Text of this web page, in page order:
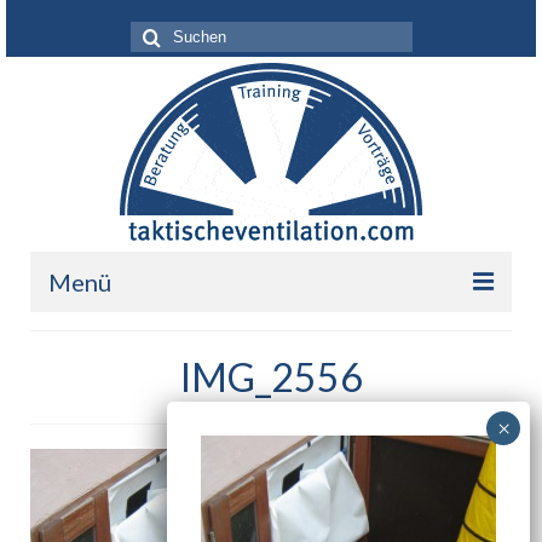
Suche
nach:
Menü
Ihr Nutzen
Referenzen
IMG_2556